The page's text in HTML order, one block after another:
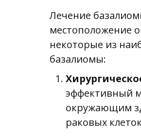
Лечение
местоположение
некоторые из
базалиомы:
эффективный
окружающим
раковых